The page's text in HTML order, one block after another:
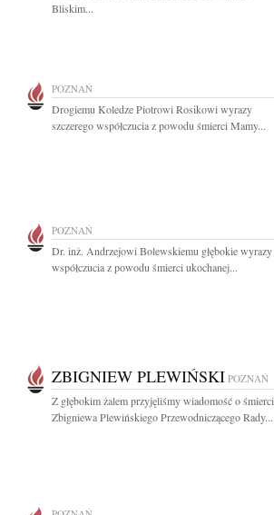
Bliskim...
POZNAŃ
Drogiemu Koledze Piotrowi Rosikowi wyrazy
szczerego współczucia z powodu śmierci Mamy...
POZNAŃ
Dr. inż. Andrzejowi Bolewskiemu głębokie wyrazy
współczucia z powodu śmierci ukochanej...
ZBIGNIEW PLEWIŃSKI POZNAŃ
Z głębokim żalem przyjęliśmy wiadomość o śmierci
Zbigniewa Plewińskiego Przewodniczącego Rady...